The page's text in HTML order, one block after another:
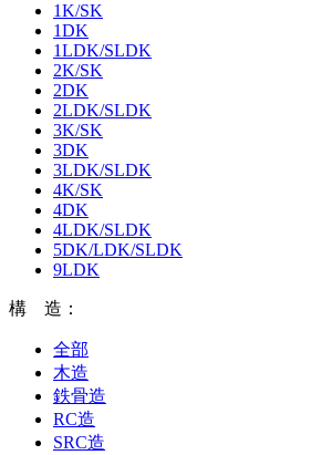
1K/SK
1DK
1LDK/SLDK
2K/SK
2DK
2LDK/SLDK
3K/SK
3DK
3LDK/SLDK
4K/SK
4DK
4LDK/SLDK
5DK/LDK/SLDK
9LDK
構 造：
全部
木造
鉄骨造
RC造
SRC造